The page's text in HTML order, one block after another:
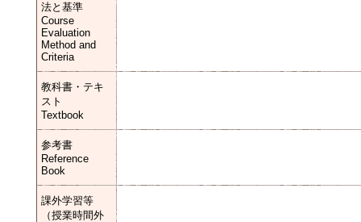
法と基準
Course
Evaluation
Method and
Criteria
教科書・テキ
スト
Textbook
参考書
Reference
Book
課外学習等
（授業時間外